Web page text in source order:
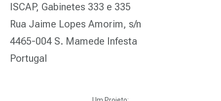
ISCAP, Gabinetes 333 e 335
Rua Jaime Lopes Amorim, s/n
4465-004 S. Mamede Infesta
Portugal